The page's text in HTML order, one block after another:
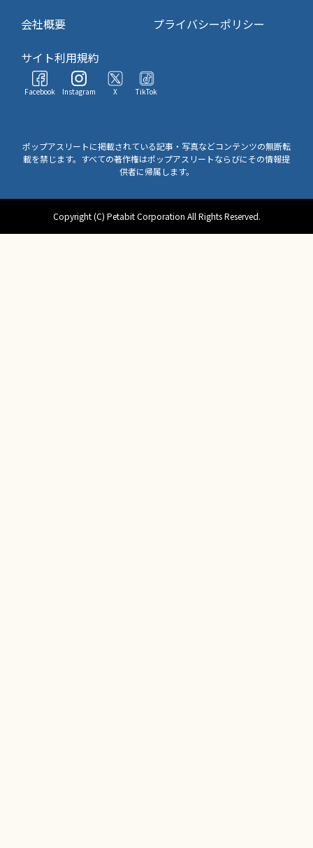
会社概要
プライバシーポリシー
サイト利用規約
Facebook Instagram X TikTok
ポップアスリートに掲載されている記事・写真などコンテンツの無断転
載を禁じます。すべての著作権はポップアスリートならびにその情報提
供者に帰属します。
Copyright (C) Petabit Corporation All Rights Reserved.